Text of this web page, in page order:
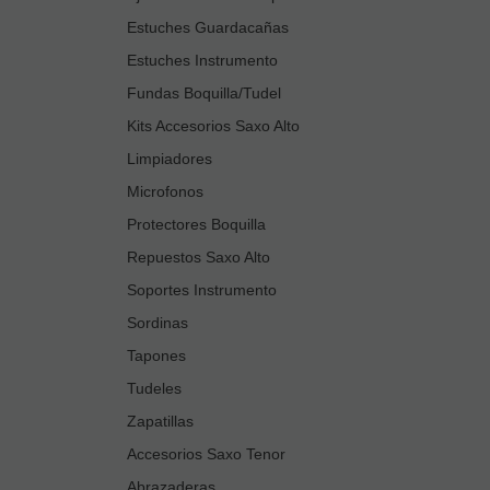
Estuches Guardacañas
Estuches Instrumento
Fundas Boquilla/Tudel
Kits Accesorios Saxo Alto
Limpiadores
Microfonos
Protectores Boquilla
Repuestos Saxo Alto
Soportes Instrumento
Sordinas
Tapones
Tudeles
Zapatillas
Accesorios Saxo Tenor